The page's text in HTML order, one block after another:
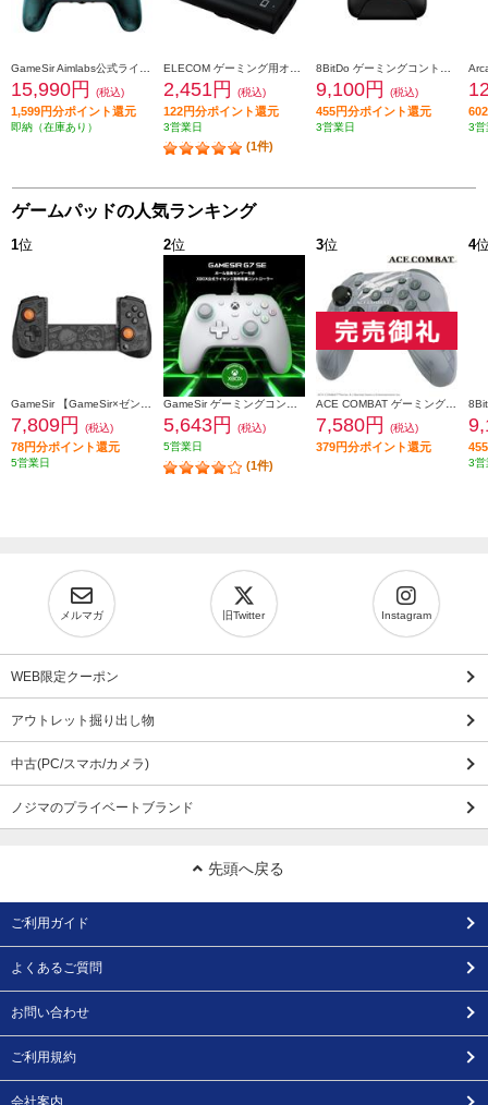
15,990円 (税込)
1,599円分ポイント還元
即納（在庫あり）
2,451円 (税込)
122円分ポイント還元
3営業日
(1件)
9,100円 (税込)
455円分ポイント還元
3営業日 3営
ゲームパッドの人気ランキング
1位
7,809円 (税込)
78円分ポイント還元
5営業日
2位
5,643円
(税込)
5営業日
(1件)
3位
7,580円 (税込)
379円分ポイント還元
4
3営
メルマガ 旧Twitter Instagram
WEB限定クーポン
アウトレット掘り出し物
中古(PC/スマホ/カメラ)
ノジマのプライベートブランド
先頭へ戻る
ご利用ガイド
よくあるご質問
お問い合わせ
ご利用規約
会社案内